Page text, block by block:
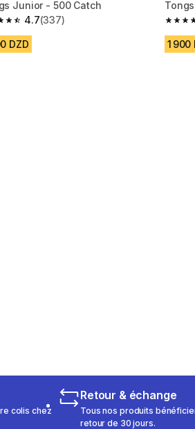
Junior - 500 Catch
4.7
of 5 stars from 337 reviews
(337)
DZD
4.7
1 900
colis chez
Retour & échange
Tous nos produits
retour de 30 jours.